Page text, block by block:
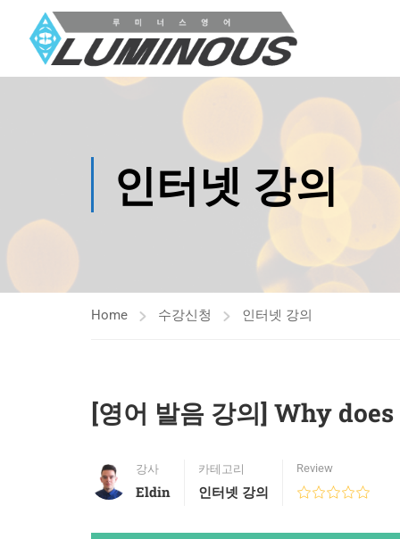
인터넷 강의
Home 수강신청 인터넷 강의
[영어 발음 강의] Why
강사
Eldin
카테고리
인터넷 강의
Review